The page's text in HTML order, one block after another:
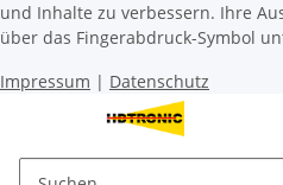
und Inhalte zu verbessern. Ihre
über das Fingerabdruck-Symbol
Impressum | Datenschutz